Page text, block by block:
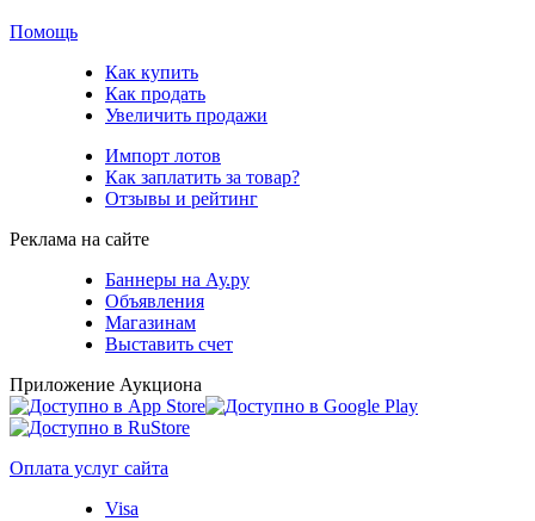
Помощь
Как купить
Как продать
Увеличить продажи
Импорт лотов
Как заплатить за товар?
Отзывы и рейтинг
Реклама на сайте
Баннеры на Ау.ру
Объявления
Магазинам
Выставить счет
Приложение Аукциона
Оплата услуг сайта
Visa